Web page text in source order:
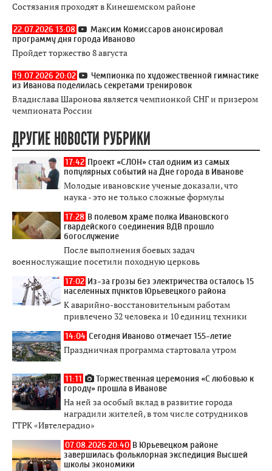
Состязания проходят в Кинешемском районе
22.07.2026 13:08
Максим Комиссаров анонсировал
программу дня города Иваново
Пройдет торжество 8 августа
19.07.2026 20:02
Чемпионка по художественной гимнастике
из Иванова поделилась секретами тренировок
Владислава Шаронова является чемпионкой СНГ и призером
чемпионата России
ДРУГИЕ НОВОСТИ РУБРИКИ
17:42 Проект «СЛОН» стал одним из самых
популярных событий на Дне города в Иванове
Молодые ивановские ученые доказали, что
наука - это не только сложные формулы
17:28 В полевом храме полка Ивановского
гвардейского соединения ВДВ прошло
богослужение
После выполнения боевых задач
военнослужащие посетили походную церковь
17:02 Из-за грозы без электричества осталось 15
населенных пунктов Юрьевецкого района
К аварийно-восстановительным работам
привлечено 32 человека и 10 единиц техники
14:04 Сегодня Иваново отмечает 155-летие
Праздничная программа стартовала утром
11:11
Торжественная церемония «С любовью к
городу» прошла в Иванове
На ней за особый вклад в развитие города
наградили жителей, в том числе сотрудников
ГТРК «Ивтелерадио»
07.08.2026 20:40 В Юрьевецком районе
завершилась фольклорная экспедиция Высшей
школы экономики